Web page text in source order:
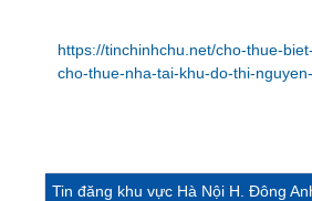
https://tinchinhchu.net/cho-thue-
cho-thue-nha-tai-khu-do-thi-
Tin đăng khu vực Hà Nội H. Đông